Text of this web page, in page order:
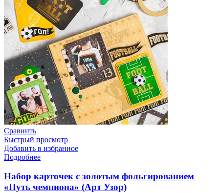
Сравнить
Быстрый просмотр
Добавить в избранное
Подробнее
Набор карточек с золотым фольгированием
«Путь чемпиона» (Арт Узор)